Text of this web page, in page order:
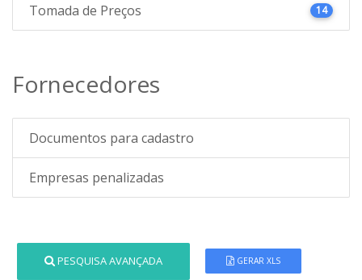
Tomada de Preços 14
Fornecedores
Documentos para cadastro
Empresas penalizadas
PESQUISA AVANÇADA GERAR XLS